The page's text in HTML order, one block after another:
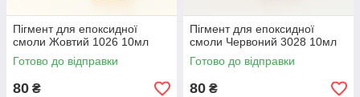
Пігмент для епоксидної
смоли Жовтий 1026 10мл
Готово до відправки
80 ₴
Пігмент для епоксидної
смоли Червоний 3028 10мл
Готово до відправки
80 ₴